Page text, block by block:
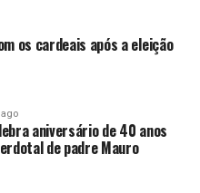
os cardeais após a eleição
aniversário de 40 anos
de padre Mauro